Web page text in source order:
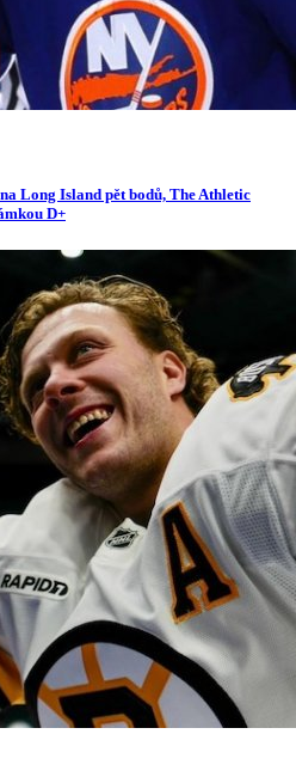
Long Island pět bodů, The Athletic
D+